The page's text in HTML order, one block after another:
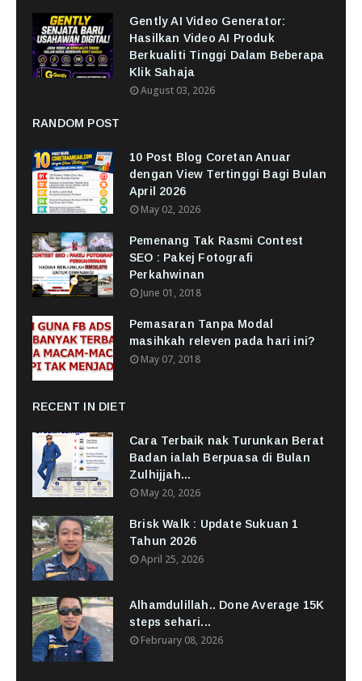
Gently AI Video Generator:
Hasilkan Video AI Produk
Berkualiti Tinggi Dalam Beberapa
Klik Sahaja
August 03, 2026
RANDOM POST
10 Post Blog Coretan Anuar
dengan View Tertinggi Bagi Bulan
April 2026
May 02, 2026
Pemenang Tak Rasmi Contest
SEO : Pakej Fotografi
Perkahwinan
June 01, 2018
Pemasaran Tanpa Modal
masihkah releven pada hari ini?
May 07, 2018
RECENT IN DIET
Cara Terbaik nak Turunkan Berat
Badan ialah Berpuasa di Bulan
Zulhijjah...
May 20, 2026
Brisk Walk : Update Sukuan 1
Tahun 2026
April 25, 2026
Alhamdulillah.. Done Average 15K
steps sehari...
February 08, 2026